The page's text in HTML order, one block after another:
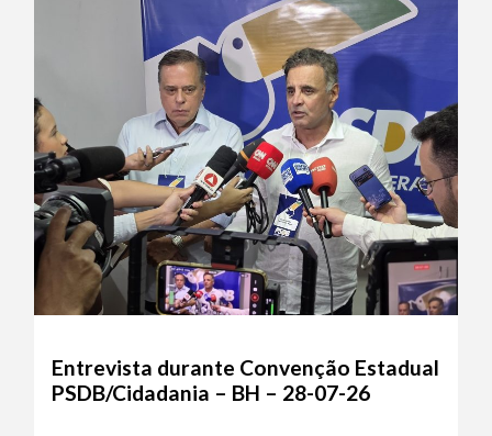
Entrevista durante Convenção Estadual
PSDB/Cidadania – BH – 28-07-26